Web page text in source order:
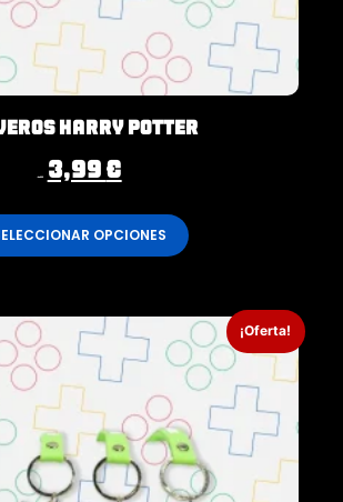
Harry Potter
4,99€ 3,99€
OPCIONES
¡Oferta!